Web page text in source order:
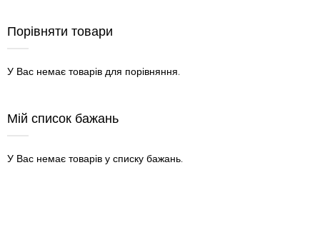
Порівняти товари
У Вас немає товарів для порівняння.
Мій список бажань
У Вас немає товарів у списку бажань.